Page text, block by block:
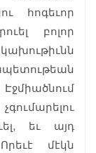
հոգեւոր
բոլոր
եւ այդ
մէկն